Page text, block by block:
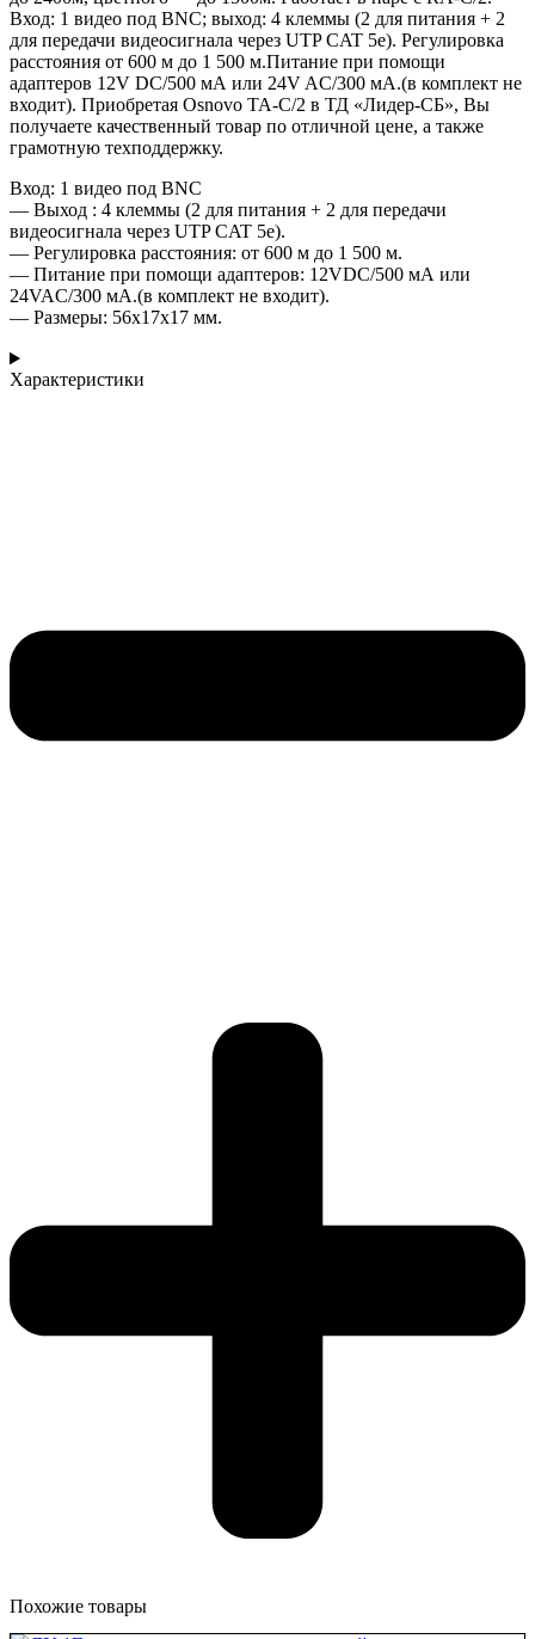
Вход: 1 видео под BNC; выход: 4 клеммы (2 для питания + 2
для передачи видеосигнала через UTP СAT 5e). Регулировка
расстояния от 600 м до 1 500 м.Питание при помощи
адаптеров 12V DC/500 мА или 24V AC/300 мА.(в комплект не
входит). Приобретая Osnovo TA-C/2 в ТД «Лидер-СБ», Вы
получаете качественный товар по отличной цене, а также
грамотную техподдержку.
Вход: 1 видео под BNC
— Выход : 4 клеммы (2 для питания + 2 для передачи
видеосигнала через UTP СAT 5e).
— Регулировка расстояния: от 600 м до 1 500 м.
— Питание при помощи адаптеров: 12VDC/500 мА или
24VAC/300 мА.(в комплект не входит).
— Размеры: 56x17x17 мм.
Характеристики
Похожие товары